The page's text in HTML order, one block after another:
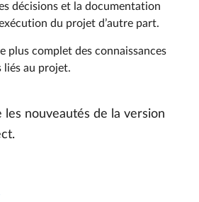
décisions et la documentation
du projet d’autre part.
plus complet des connaissances
liés au projet.
les nouveautés de la version